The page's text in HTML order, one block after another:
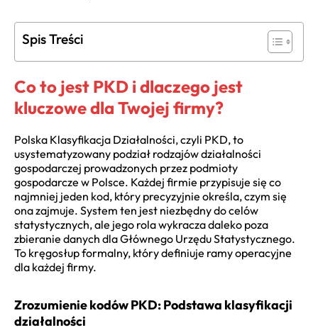
Spis Treści
Co to jest PKD i dlaczego jest
kluczowe dla Twojej firmy?
Polska Klasyfikacja Działalności, czyli PKD, to
usystematyzowany podział rodzajów działalności
gospodarczej prowadzonych przez podmioty
gospodarcze w Polsce. Każdej firmie przypisuje się co
najmniej jeden kod, który precyzyjnie określa, czym się
ona zajmuje. System ten jest niezbędny do celów
statystycznych, ale jego rola wykracza daleko poza
zbieranie danych dla Głównego Urzędu Statystycznego.
To kręgosłup formalny, który definiuje ramy operacyjne
dla każdej firmy.
Zrozumienie kodów PKD: Podstawa klasyfikacji
działalności